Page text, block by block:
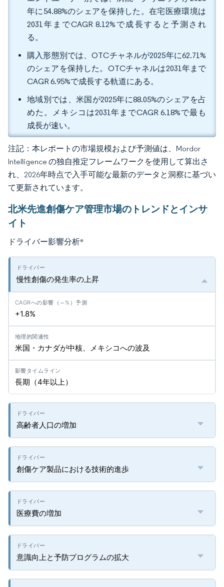
年に54.88%のシェアを保持した。在宅医療環境は
2031年までCAGR 8.12%で成長すると予測され
る。
購入形態別では、OTCチャネルが2025年に62.71%
のシェアを保持した。OTCチャネルは2031年まで
CAGR 6.95%で成長する軌道にある。
地域別では、米国が2025年に88.05%のシェアを占
めた。メキシコは2031年までCAGR 6.18%で最も
成長が速い。
注記：本レポートの市場規模および予測値は、Mordor
Intelligence の独自推定フレームワークを使用して算出さ
れ、2026年時点で入手可能な最新のデータと洞察に基づい
て更新されています。
北米先進創傷ケア管理市場のトレンドとインサ
イト
ドライバー影響分析*
慢性創傷の発生率の上昇
+1.8%
米国・カナダが中核、メキシコへの波及
長期（4年以上）
高齢者人口の増加
創傷ケア製品における技術的進歩
医療費の増加
意識向上と予防プログラムの拡大